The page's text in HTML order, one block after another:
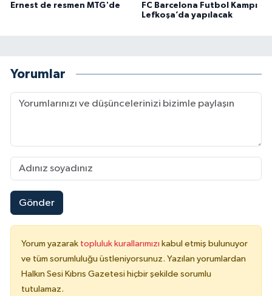
Ernest de resmen MTG'de
FC Barcelona Futbol Kampı
Lefkoşa’da yapılacak
Yorumlar
Gönder
Yorum yazarak topluluk kurallarımızı kabul etmiş bulunuyor
ve tüm sorumluluğu üstleniyorsunuz. Yazılan yorumlardan
Halkın Sesi Kıbrıs Gazetesi hiçbir şekilde sorumlu
tutulamaz.